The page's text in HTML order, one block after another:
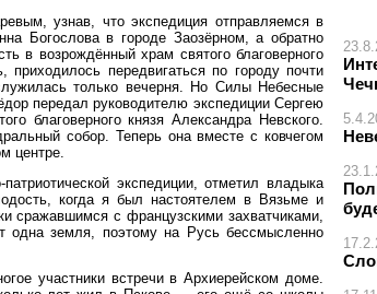
узнав, что экспедиция отправляемся в
Богослова в городе Заозёрном, а обратно
в возрождённый храм святого благоверного
передвигаться по городу почти
только вечерня. Но Силы Небесные
передал руководителю экспедиции Сергею
благоверного князя Александра Невского.
собор. Теперь она вместе с ковчегом
центре.
экспедиции, отметил владыка
когда я был настоятелем в Вязьме и
сражавшимся с французскими захватчиками,
одна земля, поэтому на Русь бессмысленно
участники встречи в Архиерейском доме.